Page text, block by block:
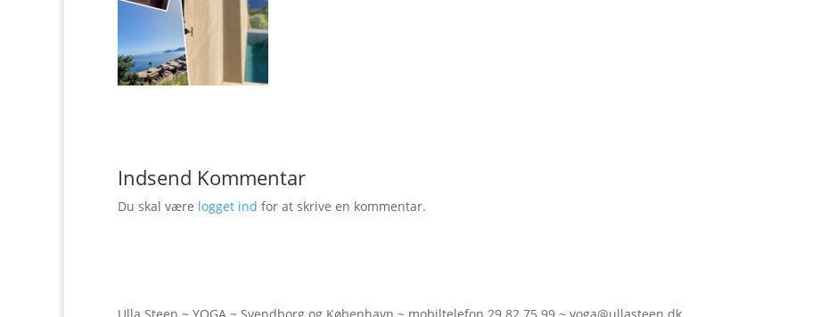
Indsend Kommentar
Du skal være logget ind for at skrive en kommentar.